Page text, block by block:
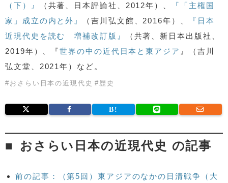
（下）』
（共著、日本評論社、2012年）、
『「主権国
家」成立の内と外』
（吉川弘文館、2016年）、
『日本
近現代史を読む 増補改訂版』
（共著、新日本出版社、
2019年）、『世界の中の近代日本と東アジア 』（吉川
弘文堂、2021年）など。
# おさらい日本の近現代史 # 歴史
おさらい日本の近現代史 の記事
前の記事：（第5回）東アジアのなかの日清戦争（大